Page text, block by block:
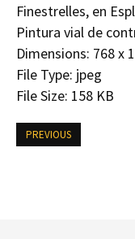
Finestrelles, en
Pintura vial de
Dimensions: 768 x
File Type: jpeg
File Size: 158 KB
PREVIOUS